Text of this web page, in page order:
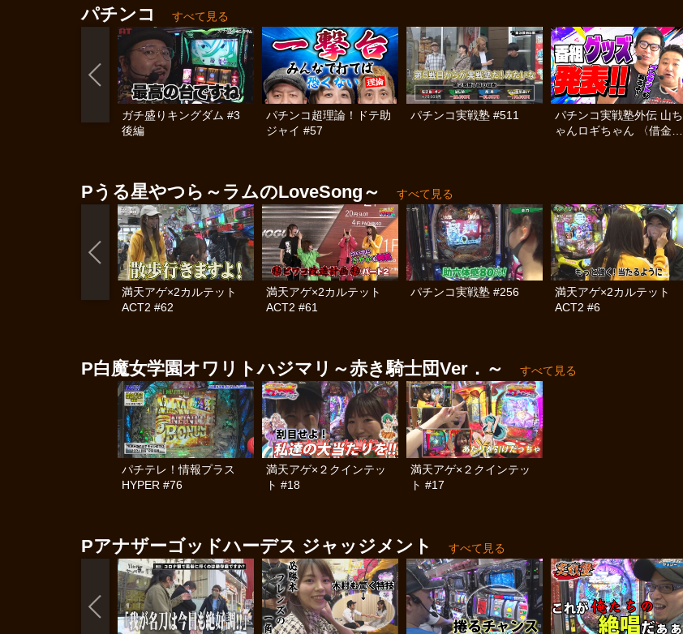
パチンコ すべて見る
ガチ盛りキングダム #3
後編
パチンコ超理論！ドテ助
ジャイ #57
パチンコ実戦塾 #511
パチンコ実戦塾外伝 山ち
ゃんロギちゃん 〈借金返
Pうる星やつら～ラムのLoveSong～ すべて見る
満天アゲ×2カルテット
ACT2 #62
満天アゲ×2カルテット
ACT2 #61
パチンコ実戦塾 #256
満天アゲ×2カルテット
ACT2 #6
P白魔女学園オワリトハジマリ～赤き騎士団Ver．～ すべて見る
パチテレ！情報プラス
HYPER #76
満天アゲ×２クインテッ
ト #18
満天アゲ×２クインテッ
ト #17
Pアナザーゴッドハーデス ジャッジメント すべて見る